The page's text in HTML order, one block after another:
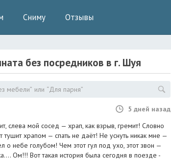
Сниму Отзывы
без посредников в г. Шуя
5 дней назад
слева мой сосед — храп, как взрыв, гремит! Словно
тушит храпом — спать не даёт! Не уснуть никак мне —
о небе голубом! Чем этот гул под ухо, этот звон —
Ом!!! Вот такая история была сегодня в поезде -